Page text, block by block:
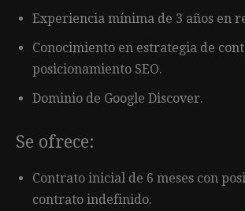
Experiencia mínima de 3 años en
Conocimiento en estrategia de
posicionamiento SEO.
Dominio de Google Discover.
Se ofrece:
Contrato inicial de 6 meses con
contrato indefinido.